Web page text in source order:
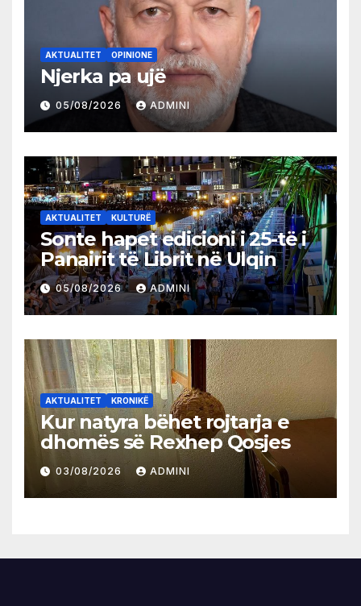
AKTUALITET OPINIONE
Njerka pa ujë
05/08/2026 ADMINI
AKTUALITET KULTURË
Sonte hapet edicioni i 25-të i
Panairit të Librit në Ulqin
05/08/2026 ADMINI
AKTUALITET KRONIKË
Kur natyra bëhet rojtarja e
dhomës së Rexhep Qosjes
03/08/2026 ADMINI